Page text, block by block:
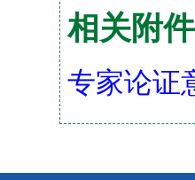
相关附件
专家论证